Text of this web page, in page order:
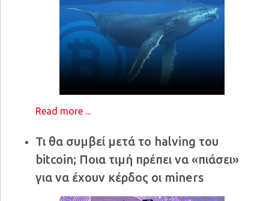
Read more ...
Τι θα συμβεί μετά το halving του
bitcoin; Ποια τιμή πρέπει να «πιάσει»
για να έχουν κέρδος οι miners